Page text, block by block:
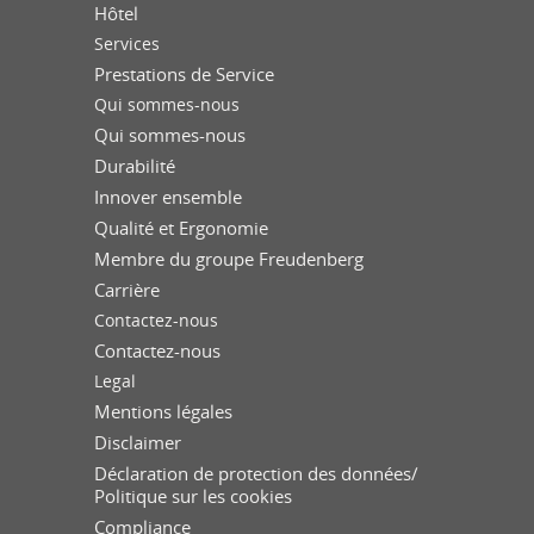
Hôtel
Services
Prestations de Service
Qui sommes-nous
Qui sommes-nous
Durabilité
Innover ensemble
Qualité et Ergonomie
Membre du groupe Freudenberg
Carrière
Contactez-nous
Contactez-nous
Legal
Mentions légales
Disclaimer
Déclaration de protection des données/
Politique sur les cookies
Compliance